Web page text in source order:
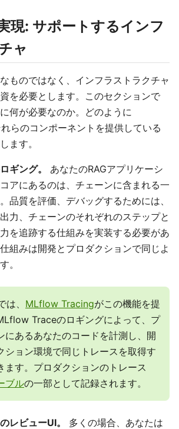
現: サポートするインフ
ャ
ものではなく、インフラストラクチャ
を必要とします。このセクションで
何が必要なのか。どのように
らのコンポーネントを提供している
ます。
ギング。
あなたのRAGアプリケーシ
アにあるのは、チェーンに含まれる一
品質を評価、デバッグするためには、
力、チェーンのそれぞれのステップと
を追跡する仕組みを実装する必要があ
組みは開発とプロダクションで同じよ
。
、 MLflow Tracingがこの機能を提
Traceのロギングによって、プ
にあるあなたのコードを計測し、開
ション環境で同じトレースを取得す
ます。プロダクションのトレース
ブルの一部として記録されます。
レビューUI。
多くの場合、あなたは